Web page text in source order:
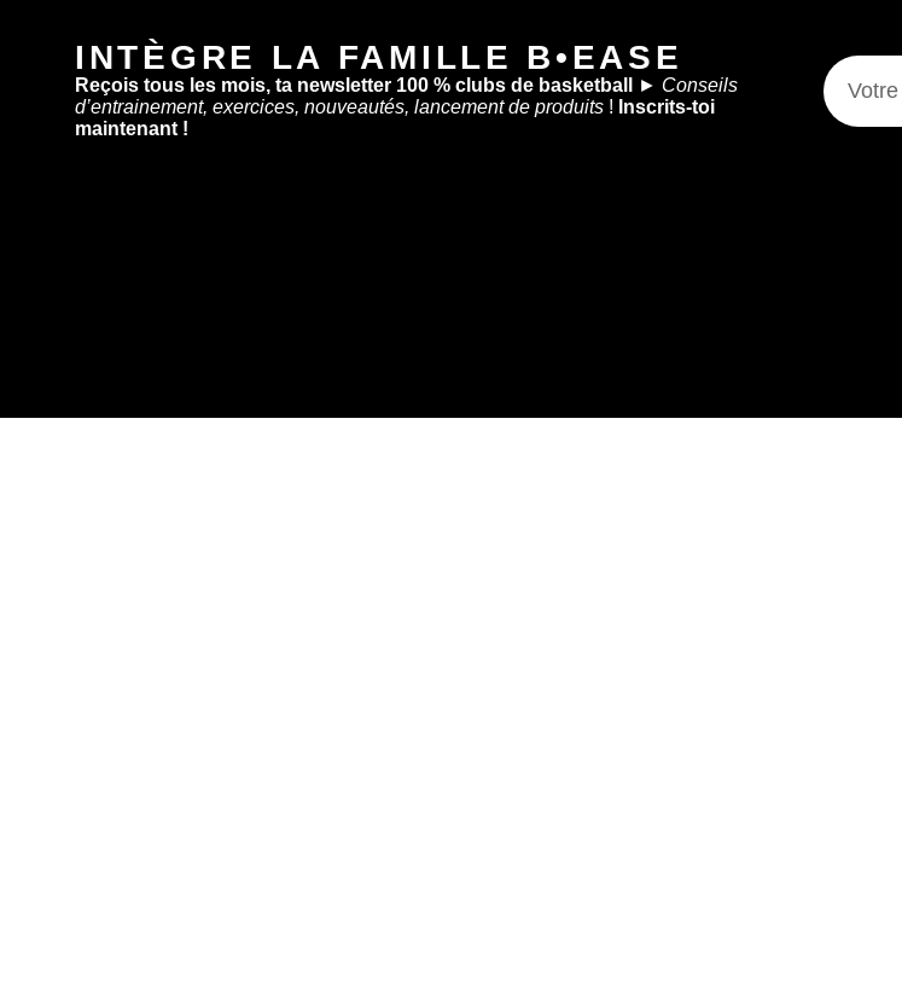
INTÈGRE LA FAMILLE B•EASE
Reçois tous les mois, ta newsletter 100 % clubs de basketball ► Conseils
d’entrainement, exercices, nouveautés, lancement de produits ! Inscrits-toi
maintenant !